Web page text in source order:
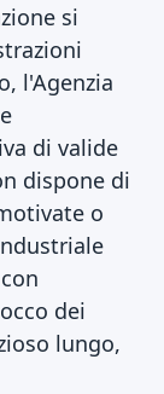
si
l'Agenzia
di valide
dispone di
o
dei
lungo,